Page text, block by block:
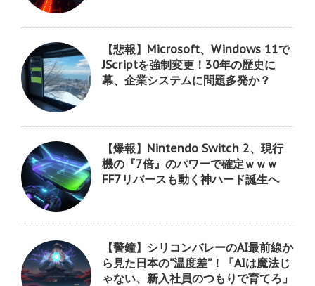
【悲報】Microsoft、Windows 11で
JScriptを強制変更！30年の歴史に
幕、企業システムに問題多発か？
【爆報】Nintendo Switch 2、現行
機の『7倍』のパワーで確定ｗｗｗ
FF7リバースも動く神ハード誕生へ
【警鐘】シリコンバレーのAI最前線か
ら見た日本の”温度差”！「AIは魔法じ
ゃない、新入社員のつもりで育てろ」